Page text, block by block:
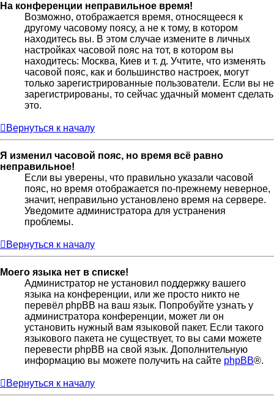
На конференции неправильное время!
Возможно, отображается время, относящееся к
другому часовому поясу, а не к тому, в котором
находитесь вы. В этом случае измените в личных
настройках часовой пояс на тот, в котором вы
находитесь: Москва, Киев и т. д. Учтите, что изменять
часовой пояс, как и большинство настроек, могут
только зарегистрированные пользователи. Если вы не
зарегистрированы, то сейчас удачный момент сделать
это.
Вернуться к началу
Я изменил часовой пояс, но время всё равно
неправильное!
Если вы уверены, что правильно указали часовой
пояс, но время отображается по-прежнему неверное,
значит, неправильно установлено время на сервере.
Уведомите администратора для устранения
проблемы.
Вернуться к началу
Моего языка нет в списке!
Администратор не установил поддержку вашего
языка на конференции, или же просто никто не
перевёл phpBB на ваш язык. Попробуйте узнать у
администратора конференции, может ли он
установить нужный вам языковой пакет. Если такого
языкового пакета не существует, то вы сами можете
перевести phpBB на свой язык. Дополнительную
информацию вы можете получить на сайте phpBB®.
Вернуться к началу